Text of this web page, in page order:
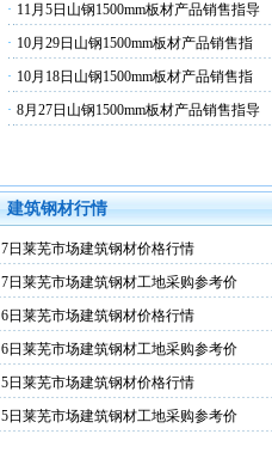
· 11月5日山钢1500mm板材产品销售指导
· 10月29日山钢1500mm板材产品销售指
· 10月18日山钢1500mm板材产品销售指
· 8月27日山钢1500mm板材产品销售指导
建筑钢材行情
7日莱芜市场建筑钢材价格行情
7日莱芜市场建筑钢材工地采购参考价
6日莱芜市场建筑钢材价格行情
6日莱芜市场建筑钢材工地采购参考价
5日莱芜市场建筑钢材价格行情
5日莱芜市场建筑钢材工地采购参考价